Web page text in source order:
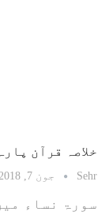
خلاصہ قرآن پارہ
Sehr جون 7, 2018
سورۃ نساء